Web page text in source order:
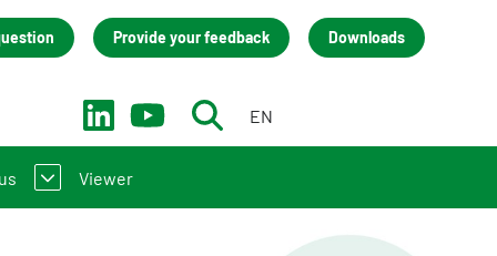
Provide your feedback Downloads
EN
Viewer